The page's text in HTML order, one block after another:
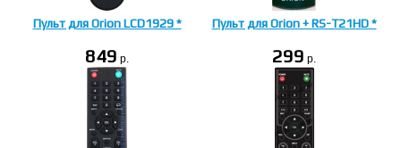
Пульт для Orion LCD1929 *
849 p.
Пульт для Orion + RS-T21HD *
299 p.